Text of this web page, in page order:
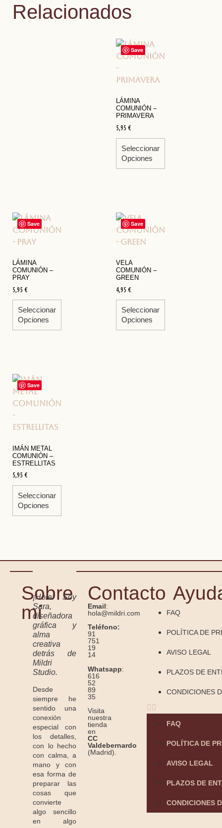
Relacionados
Save
LÁMINA
COMUNIÓN –
PRIMAVERA
5,95 €
Seleccionar
Opciones
Save
LÁMINA
COMUNIÓN –
PRAY
5,95 €
Seleccionar
Opciones
Save
VELA
COMUNIÓN –
GREEN
4,95 €
Seleccionar
Opciones
Save
IMÁN METAL
COMUNIÓN –
ESTRELLITAS
5,95 €
Seleccionar
Opciones
Sobre
mí
¡Hola! Soy
Sara,
diseñadora
gráfica y
alma
creativa
detrás de
Mildri
Studio.
Desde
siempre he
sentido una
conexión
especial con
los detalles,
con lo hecho
con calma, a
mano y con
esa forma de
preparar las
cosas que
convierte
algo sencillo
en algo
Contacto
Email:
hola@mildri.com
Teléfono:
91
751
19
14
Whatsapp:
616
52
89
35
Visita
nuestra
tienda
en
CC
Valdebernardo
(Madrid).
FAQ
POLÍTICA DE
AVISO LEGAL
PLAZOS DE
CONDICIONES
FAQ
POLÍTICA DE
AVISO LEGAL
PLAZOS DE
CONDICIONES